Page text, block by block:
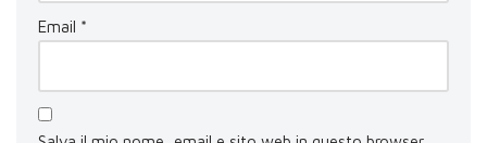
Email *